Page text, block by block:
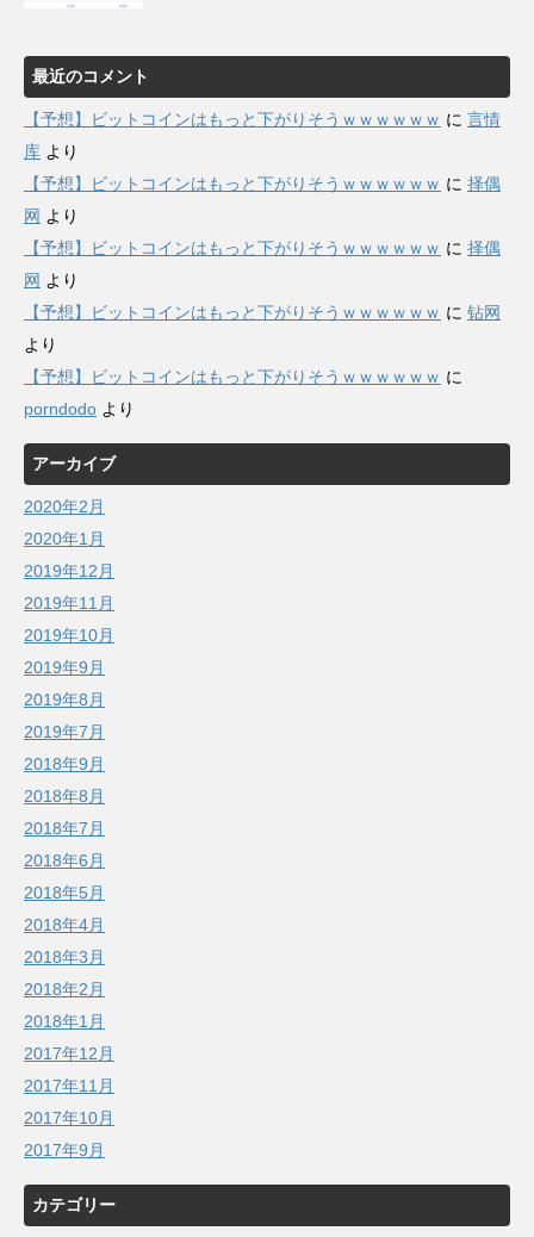
最近のコメント
【予想】ビットコインはもっと下がりそうｗｗｗｗｗｗ に 言情
库 より
【予想】ビットコインはもっと下がりそうｗｗｗｗｗｗ に 择偶
网 より
【予想】ビットコインはもっと下がりそうｗｗｗｗｗｗ に 择偶
网 より
【予想】ビットコインはもっと下がりそうｗｗｗｗｗｗ に 钻网
より
【予想】ビットコインはもっと下がりそうｗｗｗｗｗｗ に
porndodo より
アーカイブ
2020年2月
2020年1月
2019年12月
2019年11月
2019年10月
2019年9月
2019年8月
2019年7月
2018年9月
2018年8月
2018年7月
2018年6月
2018年5月
2018年4月
2018年3月
2018年2月
2018年1月
2017年12月
2017年11月
2017年10月
2017年9月
カテゴリー